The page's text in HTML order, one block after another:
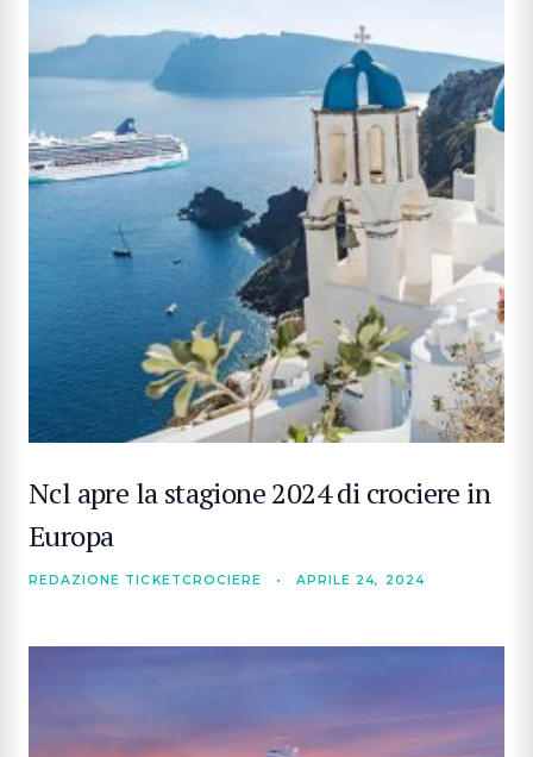
Ncl apre la stagione 2024 di crociere in
Europa
REDAZIONE TICKETCROCIERE • APRILE 24, 2024